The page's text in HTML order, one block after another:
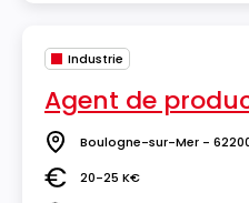
Industrie
Agent de
Lieu Boulogne-sur-Mer -
Salaire20-25 K€